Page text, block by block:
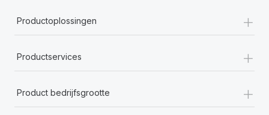
Productoplossingen +
Productservices +
Product bedrijfsgrootte +